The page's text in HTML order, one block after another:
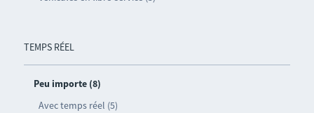
TEMPS RÉEL
Peu importe (8)
Avec temps réel (5)